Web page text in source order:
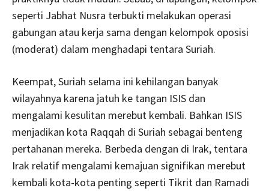
seperti Jabhat Nusra terbukti melakukan operasi
gabungan atau kerja sama dengan kelompok oposisi
(moderat) dalam menghadapi tentara Suriah.
Keempat, Suriah selama ini kehilangan banyak
wilayahnya karena jatuh ke tangan ISIS dan
mengalami kesulitan merebut kembali. Bahkan ISIS
menjadikan kota Raqqah di Suriah sebagai benteng
pertahanan mereka. Berbeda dengan di Irak, tentara
Irak relatif mengalami kemajuan signifikan merebut
kembali kota-kota penting seperti Tikrit dan Ramadi